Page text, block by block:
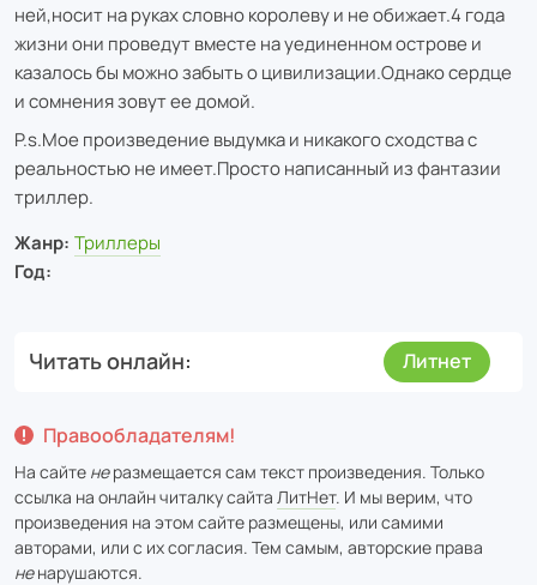
ней,носит на руках словно королеву и не обижает.4 года
жизни они проведут вместе на уединенном острове и
казалось бы можно забыть о цивилизации.Однако сердце
и сомнения зовут ее домой.
P.s.Мое произведение выдумка и никакого сходства с
реальностью не имеет.Просто написанный из фантазии
триллер.
Жанр: Триллеры
Год:
Читать онлайн Литнет
Правообладателям!
На сайте неразмещается сам текст произведения. Только
ссылка на онлайн читалку сайта ЛитНет. И мы верим, что
произведения на этом сайте размещены, или самими
авторами, или с их согласия. Тем самым, авторские права
ненарушаются.